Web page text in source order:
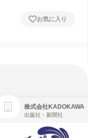
お気に入り
株式会社KADOKAWA
出版社・新聞社